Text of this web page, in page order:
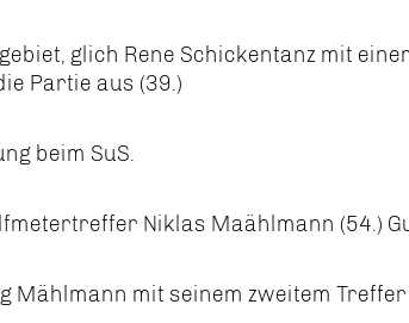
glich Rene Schickentanz mit
Partie aus (39.)
beim SuS.
Niklas Maählmann (54.)
Mählmann mit seinem zweitem